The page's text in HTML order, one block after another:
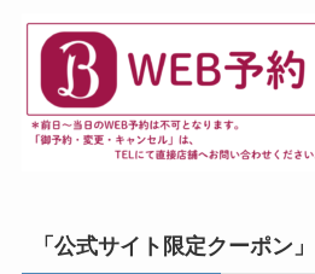
「公式サイト限定クーポン」